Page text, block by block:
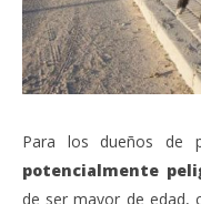
Para los dueños de
potencialmente
de ser mayor de edad,